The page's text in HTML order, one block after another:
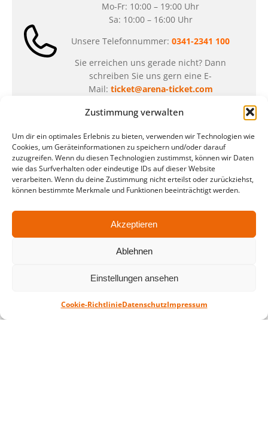
Zustimmung verwalten
Um dir ein optimales Erlebnis zu bieten, verwenden wir Technologien wie
Cookies, um Geräteinformationen zu speichern und/oder darauf
zuzugreifen. Wenn du diesen Technologien zustimmst, können wir Daten
wie das Surfverhalten oder eindeutige IDs auf dieser Website
verarbeiten. Wenn du deine Zustimmung nicht erteilst oder zurückziehst,
können bestimmte Merkmale und Funktionen beeinträchtigt werden.
Akzeptieren
Ablehnen
Einstellungen ansehen
Cookie-RichtlinieDatenschutzImpressum
Mo-Fr: 10:00 – 19:00 Uhr
Sa: 10:00 – 16:00 Uhr
Unsere Telefonnummer: 0341-2341 100
Sie erreichen uns gerade nicht? Dann
schreiben Sie uns gern eine E-
Mail: ticket@arena-ticket.com
unsere Sonderöffnungszeiten im Sommer:
in der Zeit vom 06.07. – 07.08.2026
Montag – Freitag: 10-18 Uhr Samstag:
Standort
QUARTERBACK Immobilien ARENA
Nahverkehr: Straßenbahn Linien 3, 4, 7, 8, 15